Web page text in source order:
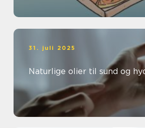
31. juli 2025
Naturlige olier til sund og